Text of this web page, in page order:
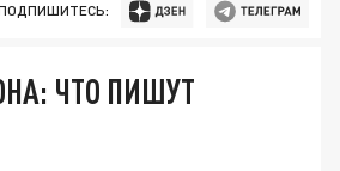
ЧТО ПИШУТ